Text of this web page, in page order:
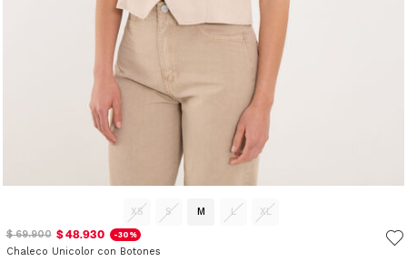
XS S M L
XL
$ 69.900 $ 48.930 -30%
Chaleco Unicolor con Botones